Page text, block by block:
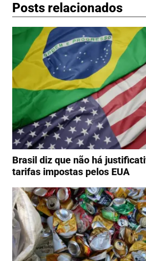
Posts relacionados
Brasil diz que não há
tarifas impostas pelos EUA